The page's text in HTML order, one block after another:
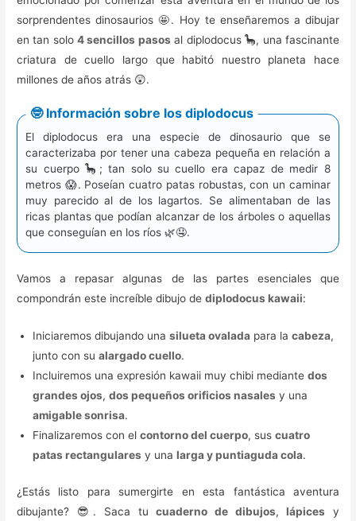
sorprendentes dinosaurios 🤩. Hoy te enseñaremos a dibujar
en tan solo4 sencillos pasos al diplodocus 🦕, una fascinante
criatura de cuello largo que habitó nuestro planeta hace
millones de años atrás 😲.
🤓 Información sobre los diplodocus
El diplodocus era una especie de dinosaurio que se
caracterizaba por tener una cabeza pequeña en relación a
su cuerpo 🦕; tan solo su cuello era capaz de medir 8
metros 😱. Poseían cuatro patas robustas, con un caminar
muy parecido al de los lagartos. Se alimentaban de las
ricas plantas que podían alcanzar de los árboles o aquellas
que conseguían en los ríos 🌿🤤.
Vamos a repasar algunas de las partes esenciales que
compondrán este increíble dibujo dediplodocus kawaii:
Iniciaremos dibujando unasilueta ovalada para lacabeza,
junto con sualargado cuello.
Incluiremos una expresión kawaii muy chibi mediantedos
grandes ojos,dos pequeños orificios nasales y una
amigable sonrisa.
Finalizaremos con elcontorno del cuerpo, suscuatro
patas rectangulares y unalarga y puntiaguda cola.
¿Estás listo para sumergirte en esta fantástica aventura
dibujante? 😎. Saca tucuaderno de dibujos,lápices y